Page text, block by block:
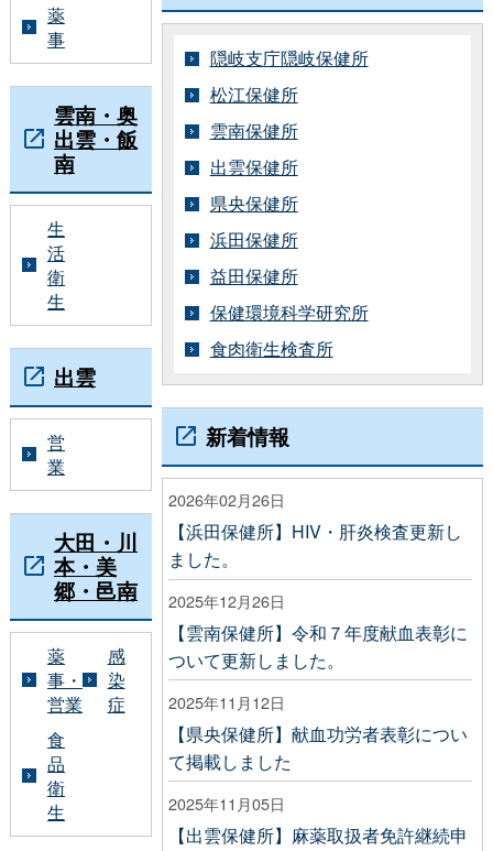
隠岐支庁隠岐保健所
松江保健所
雲南保健所
出雲保健所
県央保健所
浜田保健所
益田保健所
保健環境科学研究所
食肉衛生検査所
新着情報
2026年02月26日
【浜田保健所】HIV・肝炎検査更新し
ました。
2025年12月26日
【雲南保健所】令和７年度献血表彰に
ついて更新しました。
2025年11月12日
【県央保健所】献血功労者表彰につい
て掲載しました
2025年11月05日
【出雲保健所】麻薬取扱者免許継続申
薬
事
雲南・奥
出雲・飯
南
生
活
衛
生
出雲
営
業
大田・川
本・美
郷・邑南
薬
事・
営業
感
染
症
食
品
衛
生